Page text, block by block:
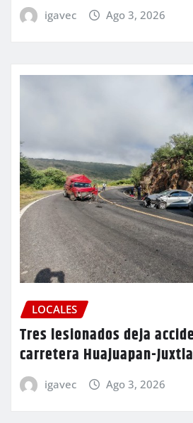
igavec Ago 3, 2026
LOCALES
Tres lesionados deja
carretera Huajuapan-
igavec Ago 3, 2026